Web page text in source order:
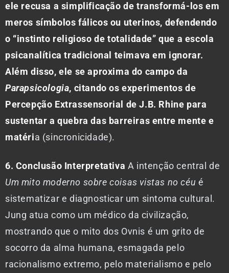
ele recusa a simplificação de transformá-los em
meros símbolos fálicos ou uterinos, defendendo
o “instinto religioso de totalidade” que a escola
psicanalítica tradicional teimava em ignorar.
Além disso, ele se aproxima do campo da
Parapsicologia, citando os experimentos de
Percepção Extrassensorial de J.B. Rhine para
sustentar a quebra das barreiras entre mente e
matéria (sincronicidade).
6. Conclusão Interpretativa A intenção central de
Um mito moderno sobre coisas vistas no céu é
sistematizar e diagnosticar um sintoma cultural.
Jung atua como um médico da civilização,
mostrando que o mito dos Ovnis é um grito de
socorro da alma humana, esmagada pelo
racionalismo extremo, pelo materialismo e pelo